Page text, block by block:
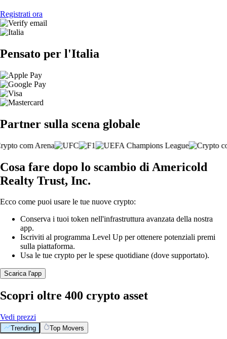
Registrati ora
Pensato per l'Italia
Partner sulla scena globale
Cosa fare dopo lo scambio di Americold
Realty Trust, Inc.
Ecco come puoi usare le tue nuove crypto:
Conserva i tuoi token nell'infrastruttura avanzata della nostra
app.
Iscriviti al programma Level Up per ottenere potenziali premi
sulla piattaforma.
Usa le tue crypto per le spese quotidiane (dove supportato).
Scarica l'app
Scopri oltre 400 crypto asset
Vedi prezzi
Trending Top Movers